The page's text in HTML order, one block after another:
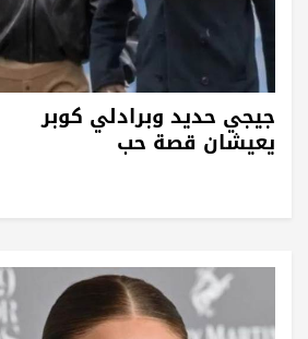
جيجي حديد وبرادلي كوبر
يعيشان قصة حب